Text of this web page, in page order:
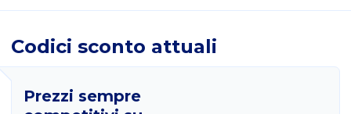
Codici sconto attuali
Prezzi sempre